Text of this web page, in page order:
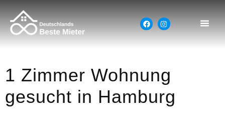
1 Zimmer Wohnung
gesucht in Hamburg